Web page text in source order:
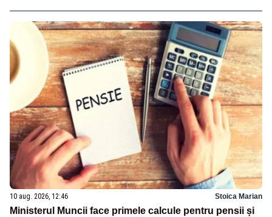
10 aug. 2026, 12:46 Stoica Marian
Ministerul Muncii face primele calcule pentru pensii și